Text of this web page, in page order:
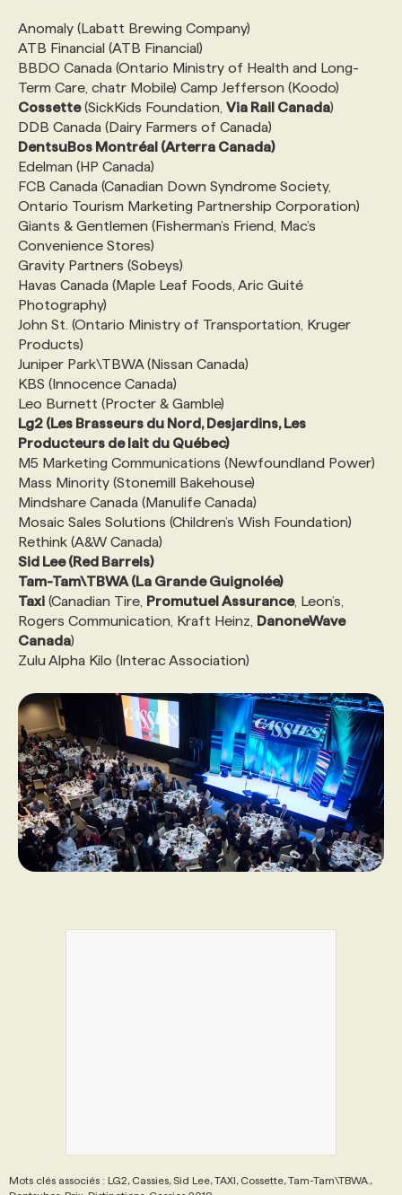
Anomaly (Labatt Brewing Company)
ATB Financial (ATB Financial)
BBDO Canada (Ontario Ministry of Health and Long-
Term Care, chatr Mobile) Camp Jefferson (Koodo)
Cossette(SickKids Foundation, Via Rail Canada)
DDB Canada (Dairy Farmers of Canada)
DentsuBos Montréal (Arterra Canada)
Edelman (HP Canada)
FCB Canada (Canadian Down Syndrome Society,
Ontario Tourism Marketing Partnership Corporation)
Giants & Gentlemen (Fisherman’s Friend, Mac’s
Convenience Stores)
Gravity Partners (Sobeys)
Havas Canada (Maple Leaf Foods, Aric Guité
Photography)
John St. (Ontario Ministry of Transportation, Kruger
Products)
Juniper Park\TBWA (Nissan Canada)
KBS (Innocence Canada)
Leo Burnett (Procter & Gamble)
Lg2 (Les Brasseurs du Nord, Desjardins, Les
Producteurs de lait du Québec)
M5 Marketing Communications (Newfoundland Power)
Mass Minority (Stonemill Bakehouse)
Mindshare Canada (Manulife Canada)
Mosaic Sales Solutions (Children’s Wish Foundation)
Rethink (A&W Canada)
Sid Lee (Red Barrels)
Tam-Tam\TBWA (La Grande Guignolée)
Taxi (Canadian Tire, Promutuel Assurance, Leon’s,
Rogers Communication, Kraft Heinz, DanoneWave
Canada)
Zulu Alpha Kilo (Interac Association)
Mots clés associés : LG2, Cassies, Sid Lee, TAXI, Cossette, Tam-Tam\TBWA.,